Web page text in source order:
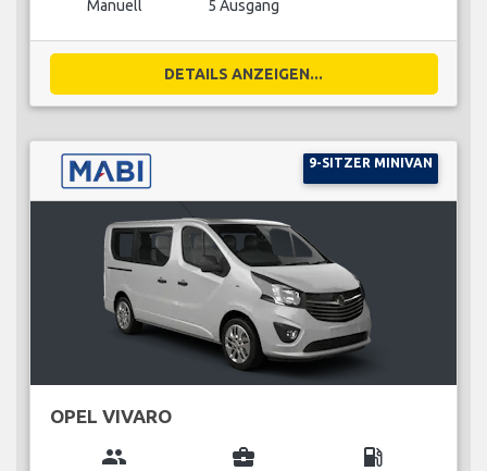
Manuell 5 Ausgang
DETAILS ANZEIGEN...
9-SITZER MINIVAN
OPEL VIVARO
group business_center local_gas_station